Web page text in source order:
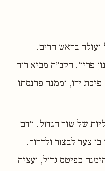
בראש הרים.
פריו׳. הקב״ה מביא רוח
ידו, וממנה פרנסתו
של שור הגדול. ו׳דם
צער לבצור ולדרוך.
כפיטס גדול, ועציה